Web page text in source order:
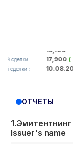
16,100
: 17,900( ▲
: 10.08.2026
ОТЧЕТЫ
Issuer's name